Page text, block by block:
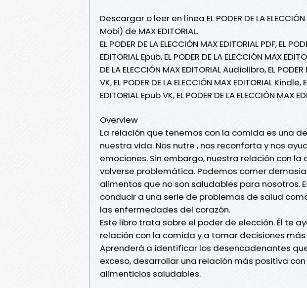
Descargar o leer en línea EL PODER DE LA
Mobi) de MAX EDITORIAL.
EL PODER DE LA ELECCIÓN MAX EDITORIAL PDF, EL
EDITORIAL Epub, EL PODER DE LA ELECCIÓN MAX
DE LA ELECCIÓN MAX EDITORIAL Audiolibro, EL PODER
VK, EL PODER DE LA ELECCIÓN MAX EDITORIAL Kindle,
EDITORIAL Epub VK, EL PODER DE LA ELECCIÓN
Overview
La relación que tenemos con la comida es una
nuestra vida. Nos nutre , nos reconforta y nos
emociones. Sin embargo, nuestra relación con
volverse problemática. Podemos comer
alimentos que no son saludables para nosotros.
conducir a una serie de problemas de salud
las enfermedades del corazón.
Este libro trata sobre el poder de elección. Él te
relación con la comida y a tomar decisiones
Aprenderá a identificar los desencadenantes
exceso, desarrollar una relación más positiva
alimenticios saludables.